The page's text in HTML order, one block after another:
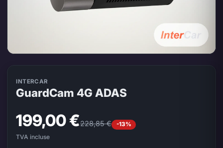
INTERCAR
GuardCam 4G ADAS
199,00 €228,85 € -13%
TVA incluse